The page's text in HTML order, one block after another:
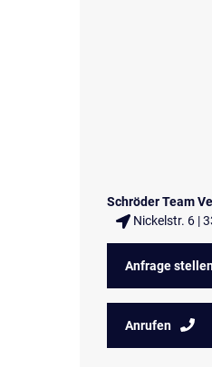
Schröder Team
Nickelstr. 6 |
Anfrage
Anrufen